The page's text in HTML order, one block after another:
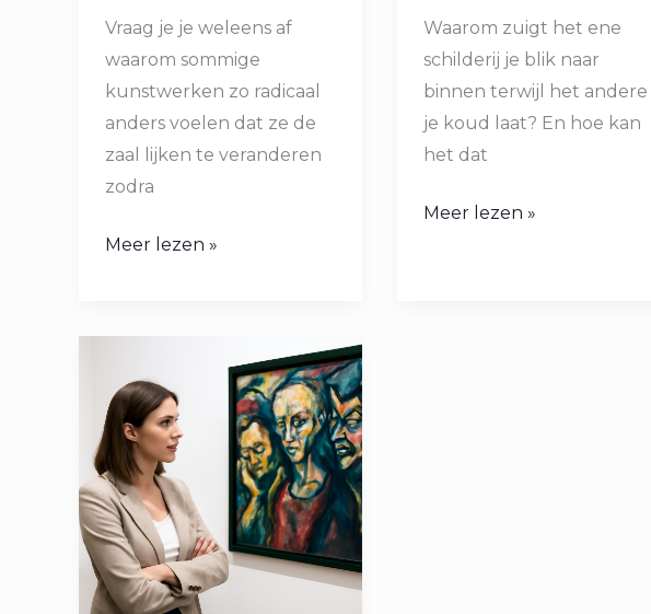
Vraag je je weleens af
waarom sommige
kunstwerken zo radicaal
anders voelen dat ze de
zaal lijken te veranderen
zodra
Meer lezen »
Waarom zuigt het ene
schilderij je blik naar
binnen terwijl het andere
je koud laat? En hoe kan
het dat
Meer lezen »
Entartete
Kunst